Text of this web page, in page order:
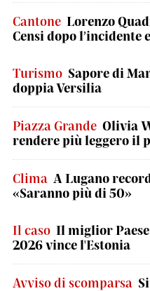
Cantone Lorenzo
Censi dopo
Turismo Sapore di
doppia Versilia
Piazza Grande Olivia
rendere più leggero il
Clima A Lugano
«Saranno più di 50»
Il caso Il miglior
2026 vince l'Estonia
Avviso di scomparsa